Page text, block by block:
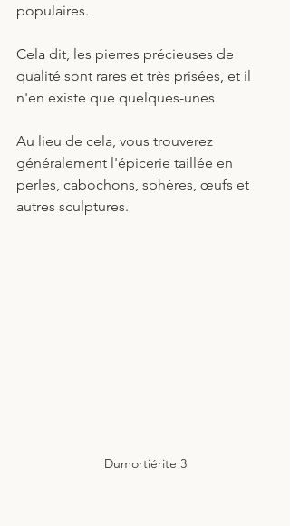
populaires.
Cela dit, les pierres précieuses de
qualité sont rares et très prisées, et il
n'en existe que quelques-unes.
Au lieu de cela, vous trouverez
généralement l'épicerie taillée en
perles, cabochons, sphères, œufs et
autres sculptures.
Dumortiérite 3